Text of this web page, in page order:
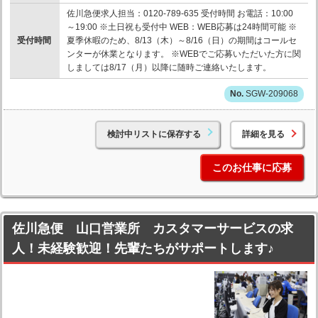
受付時間
佐川急便求人担当：0120-789-635 受付時間 お電話：10:00
～19:00 ※土日祝も受付中 WEB：WEB応募は24時間可能 ※
夏季休暇のため、8/13（木）～8/16（日）の期間はコールセ
ンターが休業となります。 ※WEBでご応募いただいた方に関
しましては8/17（月）以降に随時ご連絡いたします。
SGW-209068
検討中リストに保存する 詳細を見る
このお仕事に応募
佐川急便 山口営業所 カスタマーサービスの求
人！未経験歓迎！先輩たちがサポートします♪